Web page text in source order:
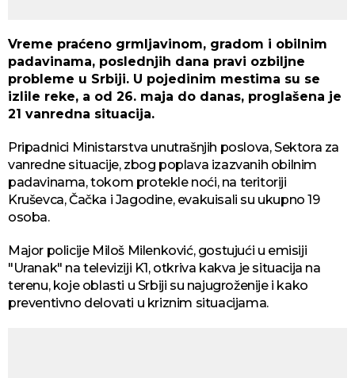
Vreme praćeno grmljavinom, gradom i obilnim
padavinama, poslednjih dana pravi ozbiljne
probleme u Srbiji. U pojedinim mestima su se
izlile reke, a od 26. maja do danas, proglašena je
21 vanredna situacija.
Pripadnici Ministarstva unutrašnjih poslova, Sektora za
vanredne situacije, zbog poplava izazvanih obilnim
padavinama, tokom protekle noći, na teritoriji
Kruševca, Čačka i Jagodine, evakuisali su ukupno 19
osoba.
Major policije Miloš Milenković, gostujući u emisiji
"Uranak" na televiziji K1, otkriva kakva je situacija na
terenu, koje oblasti u Srbiji su najugroženije i kako
preventivno delovati u kriznim situacijama.